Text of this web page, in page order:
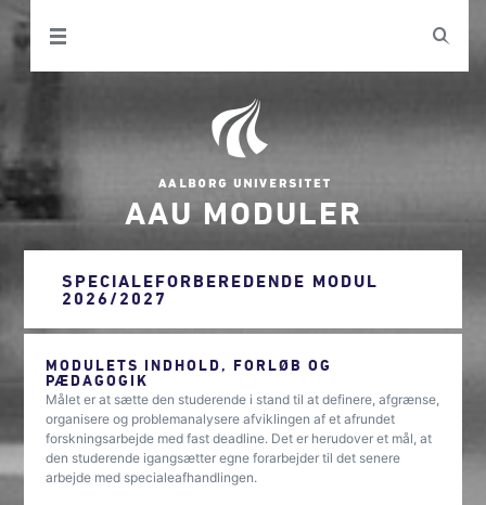
AAU MODULER
SPECIALEFORBEREDENDE MODUL
2026/2027
MODULETS INDHOLD, FORLØB OG
PÆDAGOGIK
Målet er at sætte den studerende i stand til at definere, afgrænse,
organisere og problemanalysere afviklingen af et afrundet
forskningsarbejde med fast deadline. Det er herudover et mål, at
den studerende igangsætter egne forarbejder til det senere
arbejde med specialeafhandlingen.